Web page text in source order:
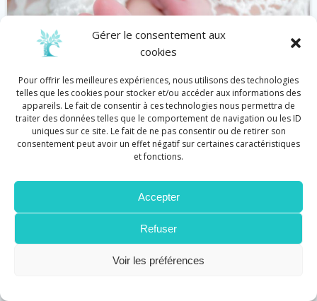
Gérer le consentement aux
cookies
Pour offrir les meilleures expériences, nous utilisons des technologies
telles que les cookies pour stocker et/ou accéder aux informations des
appareils. Le fait de consentir à ces technologies nous permettra de
traiter des données telles que le comportement de navigation ou les ID
uniques sur ce site. Le fait de ne pas consentir ou de retirer son
consentement peut avoir un effet négatif sur certaines caractéristiques
et fonctions.
Accepter
Refuser
Voir les préférences
Réflexologie et défenses immunitaires
Juin 11
Stimuler les défenses immunitaires en touchant
les pieds, en voilà une drôle […]